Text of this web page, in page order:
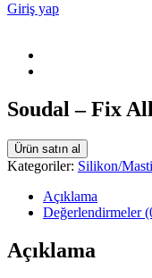
Giriş yap
Soudal – Fix
Ürün satın al
Kategoriler: Silikon/
Açıklama
Değerlendirmeler
Açıklama